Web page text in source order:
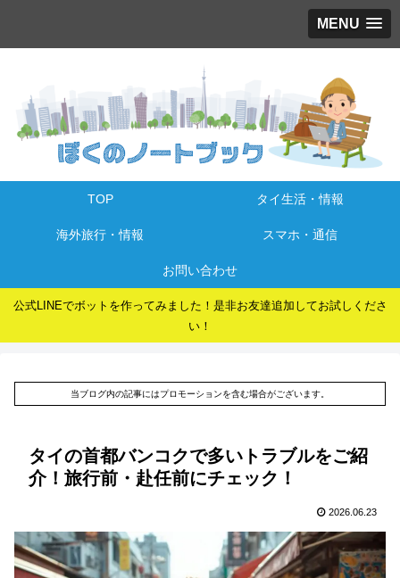
MENU
TOP タイ生活・情報
海外旅行・情報 スマホ・通信
お問い合わせ
公式LINEでボットを作ってみました！是非お友達追加してお試しくださ
い！
当ブログ内の記事にはプロモーションを含む場合がございます。
タイの首都バンコクで多いトラブルをご紹
介！旅行前・赴任前にチェック！
2026.06.23